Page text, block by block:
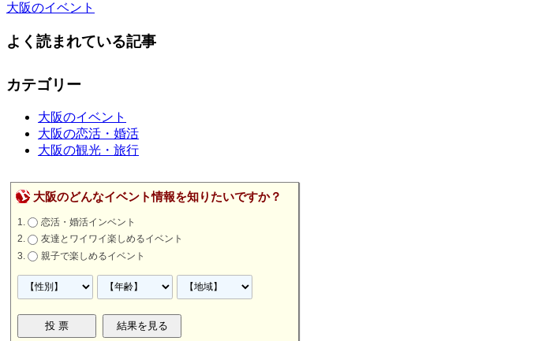
大阪のイベント
よく読まれている記事
カテゴリー
大阪のイベント
大阪の恋活・婚活
大阪の観光・旅行
大阪のどんなイベント情報を知りたいですか？
恋活・婚活インベント
友達とワイワイ楽しめるイベント
親子で楽しめるイベント